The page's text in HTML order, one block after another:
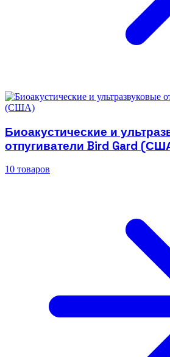
Биоакустические и
отпугиватели Bird Gard
10 товаров